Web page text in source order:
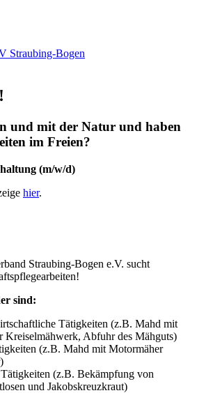
Straubing-Bogen
und mit der Natur und haben
im Freien?
(m/w/d)
hier.
Straubing-Bogen e.V. sucht
sind:
Tätigkeiten (z.B. Mahd mit
Kreiselmähwerk, Abfuhr des Mähguts)
(z.B. Mahd mit Motormäher
(z.B. Bekämpfung von
und Jakobskreuzkraut)